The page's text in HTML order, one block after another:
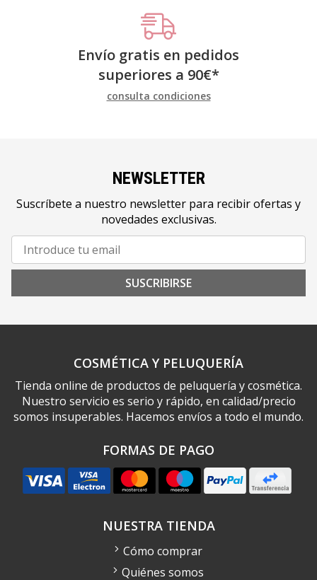
Envío gratis en pedidos
superiores a 90€*
consulta condiciones
NEWSLETTER
Suscríbete a nuestro newsletter para recibir ofertas y
novedades exclusivas.
SUSCRIBIRSE
COSMÉTICA Y PELUQUERÍA
Tienda online de productos de peluquería y cosmética.
Nuestro servicio es serio y rápido, en calidad/precio
somos insuperables. Hacemos envíos a todo el mundo.
FORMAS DE PAGO
NUESTRA TIENDA
Cómo comprar
Quiénes somos